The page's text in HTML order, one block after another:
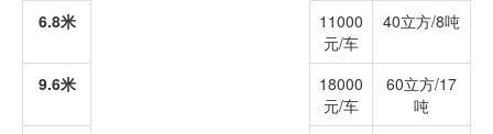
6.8米
11000
元/车
40立方/8吨
9.6米
18000
元/车
60立方/17
吨